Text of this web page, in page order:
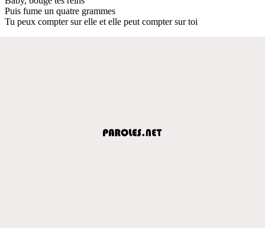
Puis fume un quatre grammes
Tu peux compter sur elle et elle peut compter sur toi